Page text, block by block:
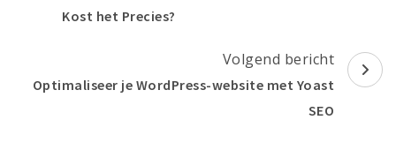
Kost het Precies?
Volgend bericht
Optimaliseer je WordPress-website met Yoast
SEO